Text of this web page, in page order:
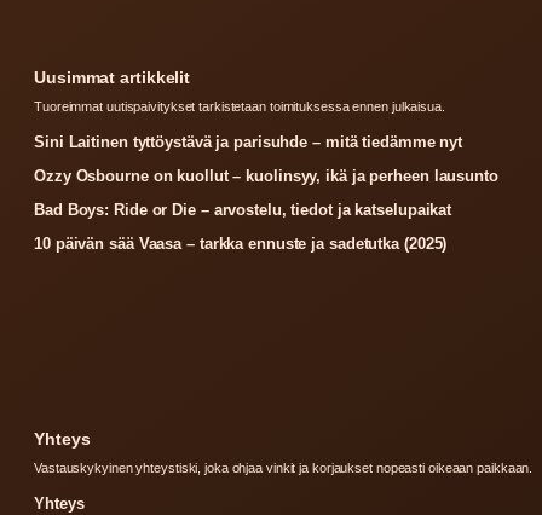
Uusimmat artikkelit
Tuoreimmat uutispaivitykset tarkistetaan toimituksessa ennen julkaisua.
Sini Laitinen tyttöystävä ja parisuhde – mitä tiedämme nyt
Ozzy Osbourne on kuollut – kuolinsyy, ikä ja perheen lausunto
Bad Boys: Ride or Die – arvostelu, tiedot ja katselupaikat
10 päivän sää Vaasa – tarkka ennuste ja sadetutka (2025)
Yhteys
Vastauskykyinen yhteystiski, joka ohjaa vinkit ja korjaukset nopeasti oikeaan paikkaan.
Yhteys